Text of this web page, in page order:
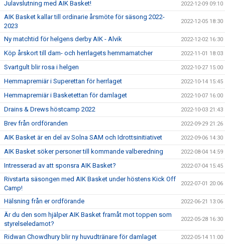
Julavslutning med AIK Basket! 2022-12-09 09:10
AIK Basket kallar till ordinarie årsmöte för säsong 2022-
2023
2022-12-05 18:30
Ny matchtid för helgens derby AIK - Alvik 2022-12-02 16:30
Köp årskort till dam- och herrlagets hemmamatcher 2022-11-01 18:03
Svartgult blir rosa i helgen 2022-10-27 15:00
Hemmapremiär i Superettan för herrlaget 2022-10-14 15:45
Hemmapremiär i Basketettan för damlaget 2022-10-07 16:00
Drains & Drews höstcamp 2022 2022-10-03 21:43
Brev från ordföranden 2022-09-29 21:26
AIK Basket är en del av Solna SAM och Idrottsinitiativet 2022-09-06 14:30
AIK Basket söker personer till kommande valberedning 2022-08-04 14:59
Intresserad av att sponsra AIK Basket? 2022-07-04 15:45
Rivstarta säsongen med AIK Basket under höstens Kick Off
Camp!
2022-07-01 20:06
Hälsning från er ordförande 2022-06-21 13:06
Är du den som hjälper AIK Basket framåt mot toppen som
styrelseledamot?
2022-05-28 16:30
Ridwan Chowdhury blir ny huvudtränare för damlaget 2022-05-14 11:00